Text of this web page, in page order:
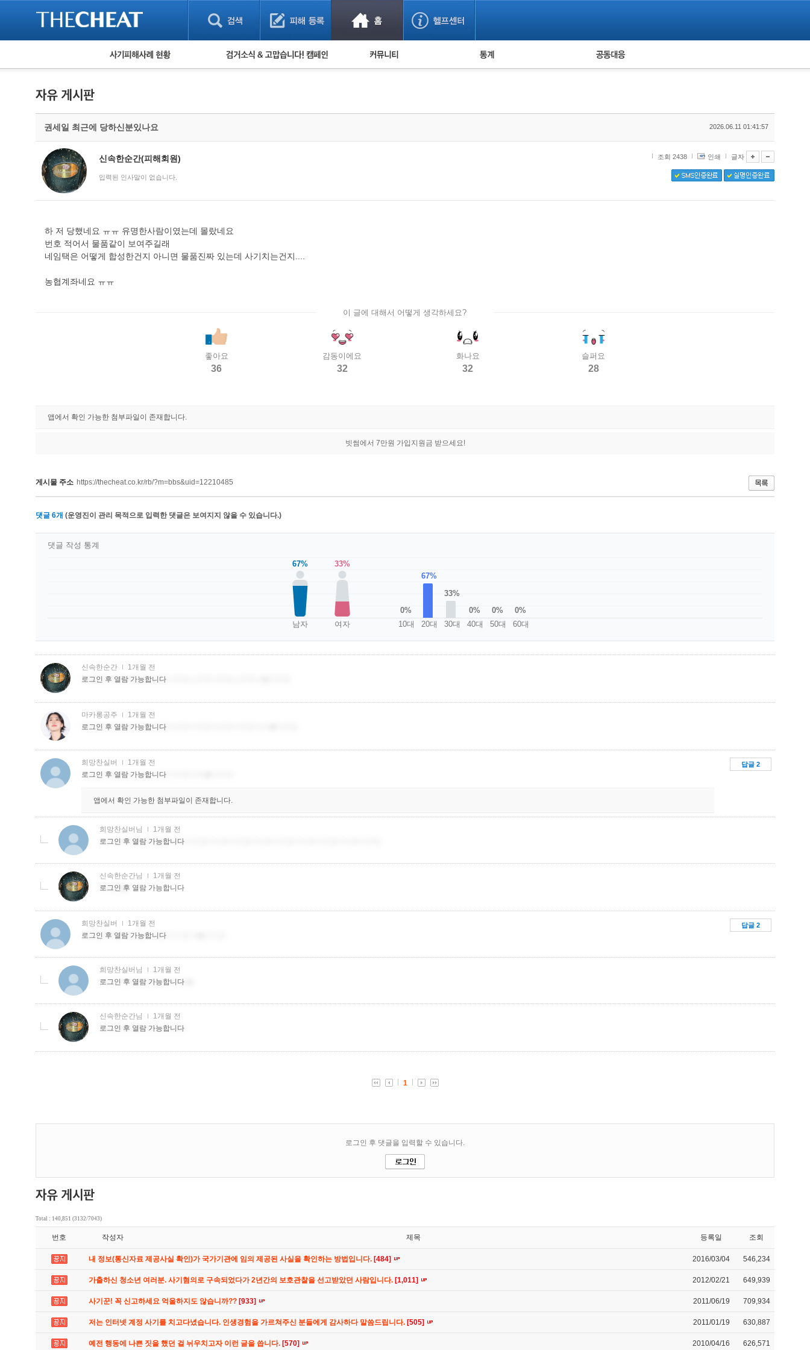
피해사례 현황
보이스피싱 피해사례
유해사이트 목록
비공개 피해사례
워킹홀리데이 피해사례
검거 소식 사기 예방했어요! 누적 피해사례 통계 피해자 공동대응
권세일 최근에 당하신분있나요 2026.06.11 01:41:57
신속한순간(피해회원)
입력된 인사말이 없습니다.
조회 2438 인쇄 글자
하 저 당했네요 ㅠㅠ 유명한사람이였는데 몰랐네요
번호 적어서 물품같이 보여주길래
네임택은 어떻게 합성한건지 아니면 물품진짜 있는데 사기치는건지....
농협계좌네요 ㅠㅠ
이 글에 대해서 어떻게 생각하세요?
좋아요
36
감동이에요
32
화나요
32
슬퍼요
28
앱에서 확인 가능한 첨부파일이 존재합니다.
빗썸에서 7만원 가입지원금 받으세요!
게시물 주소 https://thecheat.co.kr/rb/?m=bbs&uid=12210485
댓글 6개 (운영진이 관리 목적으로 입력한 댓글은 보여지지 않을 수 있습니다.)
67%
남자
33%
여자
0%
10대
67%
20대
33%
30대
0%
40대
0%
50대
0%
60대
댓글 작성 통계
Total : 140,851 (3132/7043)
번호 작성자 제목 등록일 조회
내 정보(통신자료 제공사실 확인)가 국가기관에 임의 제공된 사실을 확인하는 방법입니다. [484] 2016/03/04 546,234
가출하신 청소년 여러분. 사기혐의로 구속되었다가 2년간의 보호관찰을 선고받았던 사람입니다. [1,011] 2012/02/21 649,939
사기꾼! 꼭 신고하세요 억울하지도 않습니까?? [933] 2011/06/19 709,934
저는 인터넷 계정 사기를 치고다녔습니다. 인생경험을 가르쳐주신 분들에게 감사하다 말씀드립니다. [505] 2011/01/19 630,887
예전 행동에 나쁜 짓을 했던 걸 뉘우치고자 이런 글을 씁니다. [570] 2010/04/16 626,571